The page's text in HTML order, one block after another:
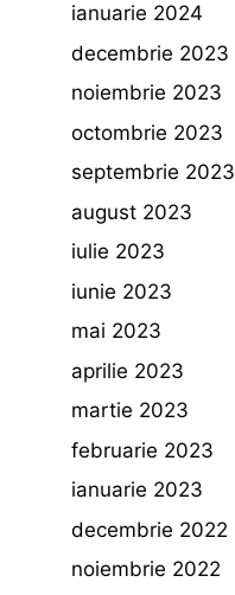
ianuarie 2024
decembrie 2023
noiembrie 2023
octombrie 2023
septembrie 2023
august 2023
iulie 2023
iunie 2023
mai 2023
aprilie 2023
martie 2023
februarie 2023
ianuarie 2023
decembrie 2022
noiembrie 2022